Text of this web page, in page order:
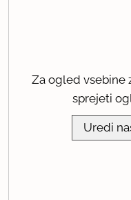
Za ogled vsebine
sprejeti
Uredi